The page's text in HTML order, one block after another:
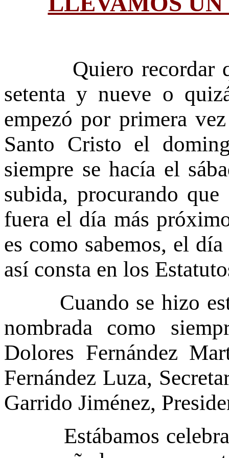
Quiero recordar
setenta y nueve o
empezó por primera
Santo Cristo el
siempre se hacía el
subida, procurando
fuera el día más
es como sabemos, el
así consta en los
Cuando se hizo este
nombrada como
Dolores Fernández
Fernández Luza,
Garrido Jiménez,
Estábamos